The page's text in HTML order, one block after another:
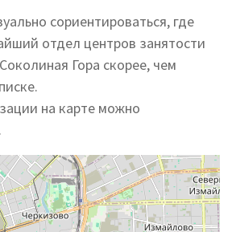
сориентироваться, где
отдел центров занятости
Гора скорее, чем
на карте можно